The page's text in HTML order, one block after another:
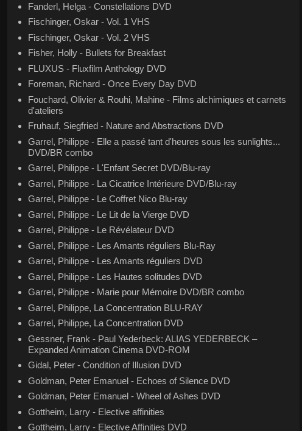
Fanderl, Helga - Constellations DVD
Fischinger, Oskar - Vol. 1 VHS
Fischinger, Oskar - Vol. 2 VHS
Fisher, Holly - Bullets for Breakfast
FLUXUS - Fluxfilm Anthology DVD
Foreman, Richard - Once Every Day DVD
Fouchard, Olivier & Rouhi, Mahine - Films alchimiques et carnets
d'ateliers
Fruhauf, Siegfried - Nature and Abstractions DVD
Garrel, Philippe - Elle a passé tant d'heures sous les sunlights...
DVD/BR combo
Garrel, Philippe - L'Enfant Secret DVD/Blu-ray
Garrel, Philippe - La Cicatrice Intérieure DVD/Blu-ray
Garrel, Philippe - Le Coffret Nico Blu-ray
Garrel, Philippe - Le Lit de la Vierge DVD
Garrel, Philippe - Le Révélateur DVD
Garrel, Philippe - Les Amants réguliers Blu-Ray
Garrel, Philippe - Les Amants réguliers DVD
Garrel, Philippe - Les Hautes solitudes DVD
Garrel, Philippe - Marie pour Mémoire DVD/BR combo
Garrel, Philippe, La Concentration BLU-RAY
Garrel, Philippe, La Concentration DVD
Gessner, Frank - Paul Yederbeck: ALIAS YEDERBECK –
Expanded Animation Cinema DVD-ROM
Gidal, Peter - Condition of Illusion DVD
Goldman, Peter Emanuel - Echoes of Silence DVD
Goldman, Peter Emanuel - Wheel of Ashes DVD
Gottheim, Larry - Elective affinities
Gottheim, Larry - Elective Affinities DVD